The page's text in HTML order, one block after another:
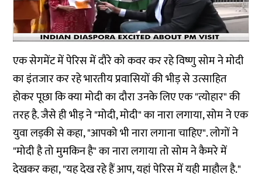
एक सेगमेंट में पेरिस में दौरे को कवर कर रहे विष्णु सोम ने मोदी
का इंतजार कर रहे भारतीय प्रवासियों की भीड़ से उत्साहित
होकर पूछा कि क्या मोदी का दौरा उनके लिए एक "त्योहार" की
तरह है. जैसे ही भीड़ ने "मोदी, मोदी" का नारा लगाया, सोम ने एक
युवा लड़की से कहा, "आपको भी नारा लगाना चाहिए". लोगों ने
"मोदी है तो मुमकिन है" का नारा लगाया तो सोम ने कैमरे में
देखकर कहा, "यह देख रहे हैं आप, यहां पेरिस में यही माहौल है."